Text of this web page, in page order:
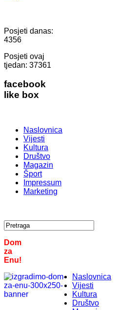
Posjeti danas:
4356
Posjeti ovaj
tjedan: 37361
facebook
like box
Naslovnica
Vijesti
Kultura
Društvo
Magazin
Šport
Impressum
Marketing
Dom
za
Enu!
Naslovnica
Vijesti
Kultura
Društvo